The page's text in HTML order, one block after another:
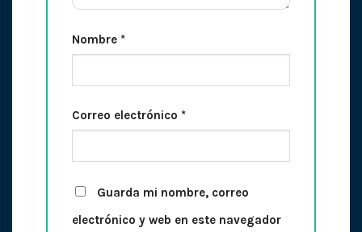
Nombre *
Correo electrónico *
Guarda mi nombre, correo
electrónico y web en este navegador